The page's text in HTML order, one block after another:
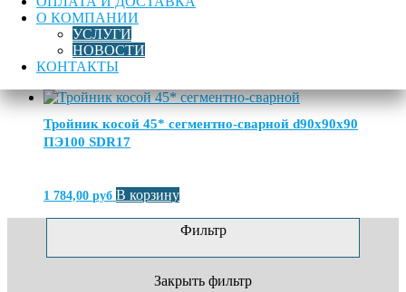
О КОМПАНИИ
УСЛУГИ
НОВОСТИ
КОНТАКТЫ
ПЭ100 SDR17
12 977,00руб
Тройник косой 45* сегментно-сварной d90x90х90
ПЭ100 SDR17
1 784,00 руб В корзину
Фильтр
Закрыть фильтр